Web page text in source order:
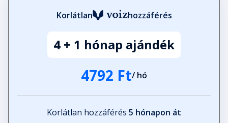
Korlátlan hozzáférés
4 + 1 hónap ajándék
4792 Ft/ hó
Korlátlan hozzáférés 5 hónapon át